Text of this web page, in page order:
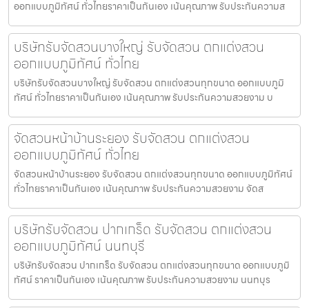
ออกแบบภูมิทัศน์ ทั่วไทยราคาเป็นกันเอง เน้นคุณภาพ รับประกันความส
บริษัทรับจัดสวนบางใหญ่ รับจัดสวน ตกแต่งสวน
ออกแบบภูมิทัศน์ ทั่วไทย
บริษัทรับจัดสวนบางใหญ่ รับจัดสวน ตกแต่งสวนทุกขนาด ออกแบบภูมิ
ทัศน์ ทั่วไทยราคาเป็นกันเอง เน้นคุณภาพ รับประกันความสวยงาม บ
จัดสวนหน้าบ้านระยอง รับจัดสวน ตกแต่งสวน
ออกแบบภูมิทัศน์ ทั่วไทย
จัดสวนหน้าบ้านระยอง รับจัดสวน ตกแต่งสวนทุกขนาด ออกแบบภูมิทัศน์
ทั่วไทยราคาเป็นกันเอง เน้นคุณภาพ รับประกันความสวยงาม จัดส
บริษัทรับจัดสวน ปากเกร็ด รับจัดสวน ตกแต่งสวน
ออกแบบภูมิทัศน์ นนทบุรี
บริษัทรับจัดสวน ปากเกร็ด รับจัดสวน ตกแต่งสวนทุกขนาด ออกแบบภูมิ
ทัศน์ ราคาเป็นกันเอง เน้นคุณภาพ รับประกันความสวยงาม นนทบุร